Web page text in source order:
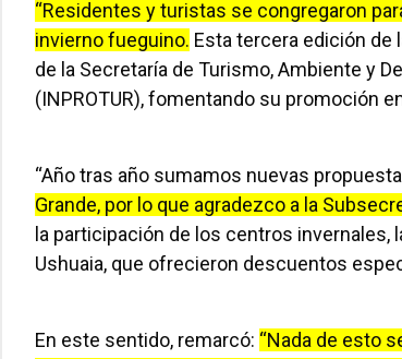
“Residentes y turistas se congregaron
invierno fueguino. Esta tercera edición de
de la Secretaría de Turismo, Ambiente y
(INPROTUR), fomentando su promoción
“Año tras año sumamos nuevas
Grande, por lo que agradezco a la
la participación de los centros
Ushuaia, que ofrecieron descuentos
En este sentido, remarcó: “Nada de esto